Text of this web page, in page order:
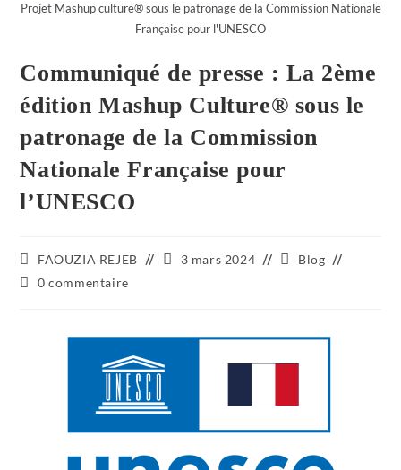
Projet Mashup culture®️ sous le patronage de la Commission Nationale
Française pour l'UNESCO
Communiqué de presse : La 2ème
édition Mashup Culture®️ sous le
patronage de la Commission
Nationale Française pour
l’UNESCO
FAOUZIA REJEB 3 mars 2024
Blog
0 commentaire